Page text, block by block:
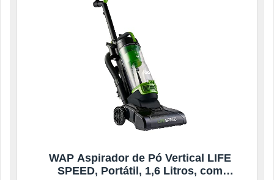
WAP Aspirador de Pó Vertical LIFE
SPEED, Portátil, 1,6 Litros, com